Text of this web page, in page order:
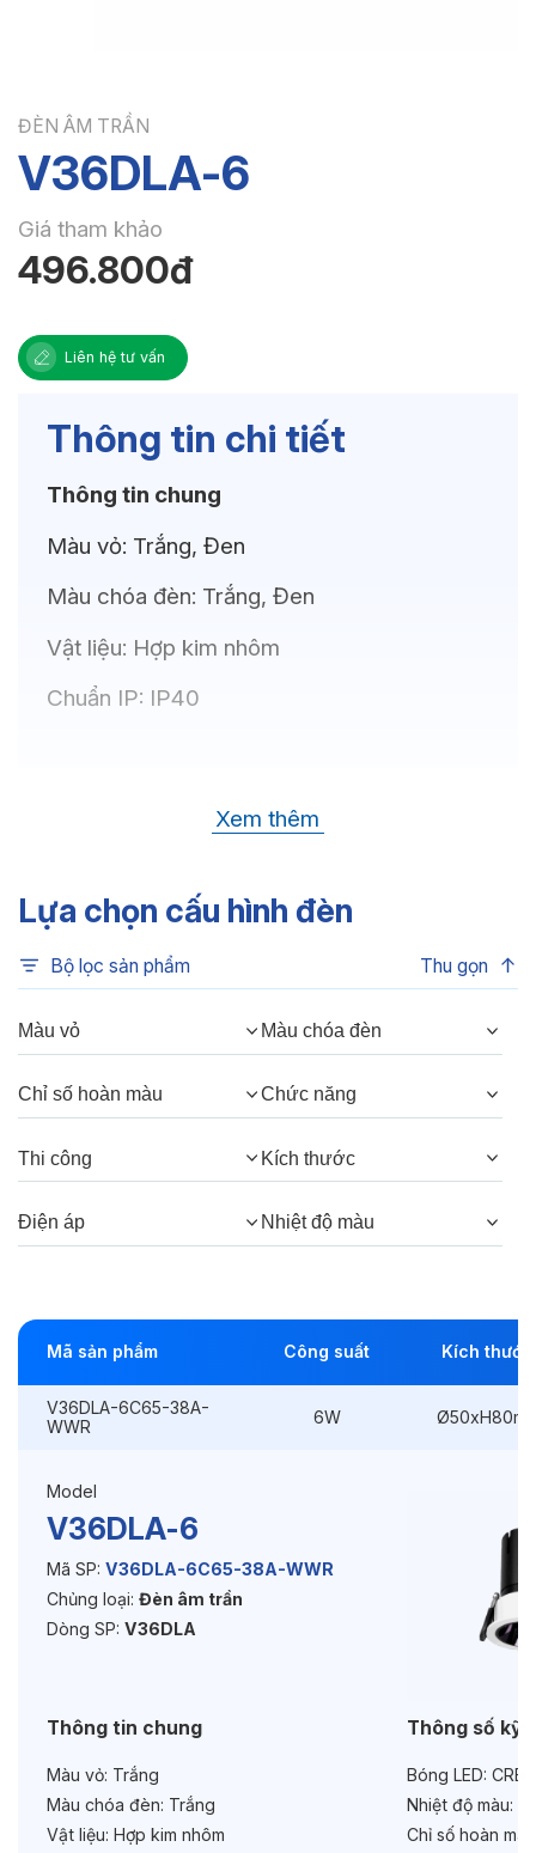
ĐÈN ÂM TRẦN
V36DLA-6
Giá tham khảo
496.800đ
Liên hệ tư vấn
Thông tin chi tiết
Thông tin chung
Màu vỏ: Trắng, Đen
Màu chóa đèn: Trắng, Đen
Vật liệu: Hợp kim nhôm
Chuẩn IP: IP40
CREE (USA)
Nhiệt độ màu:6500K, 4000K, 3500K,
3000K, 3CCT
Chỉ số hoàn màu:
Quang thông:
480lm(C), 480lm(N),
Góc chiếu:38°, 24°
Thông số Điện & Lắp đặt
Điều hướng:
Có chỉnh hướng
Kích thướcØ50xH80mm
Điện áp: 220VAC, 50Hz
Độ bền & tùy chọn mở rộng
Chức năng:
Xem thêm
Lựa chọn cấu hình đèn
Bộ lọc sản phẩm Thu gọn
Màu vỏ Màu chóa đèn
Chỉ số hoàn màu Chức năng
Thi công Kích thước
Điện áp Nhiệt độ màu
Mã sản phẩm Công suất Kích thước
V36DLA-6C65-38A-
WWR
6W
Model
V36DLA-6
Mã SP: V36DLA-6C65-38A-WWR
Chủng loại: Đèn âm trần
Dòng SP: V36DLA
Thông tin chung
Màu vỏ: Trắng
Màu chóa đèn: Trắng
Vật liệu: Hợp kim nhôm
Thông số kỹ
Bóng LED:
Nhiệt độ màu:
Chỉ số hoàn